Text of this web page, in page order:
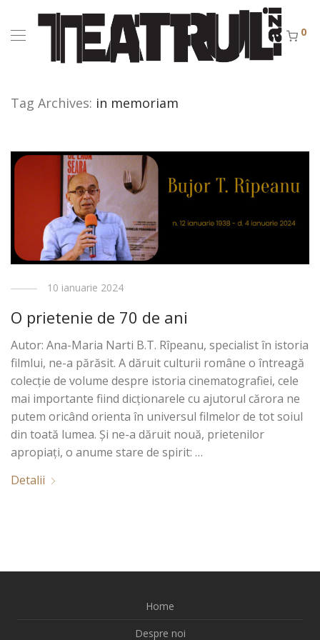
0
Tag Archives: in memoriam
10 ianuarie 2024
O prietenie de 70 de ani
Autor: Ana-Maria Narti B.T. Rîpeanu, specialist în istoria
filmlui, ne-a părăsit. A dăruit culturii române o întreagă
colecție de volume despre istoria cinematografiei, cele
mai importante fiind dicționarele cu ajutorul cărora ne
putem oricând orienta în universul filmelor de tot soiul
din toată lumea. Și ne-a dăruit nouă, prietenilor
apropiați, o anume stare de spirit: …
Detalii
Home
Despre noi